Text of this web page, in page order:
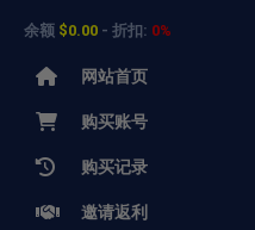
余额 $0.00 - 折扣: 0%
网站首页
购买账号
购买记录
邀请返利